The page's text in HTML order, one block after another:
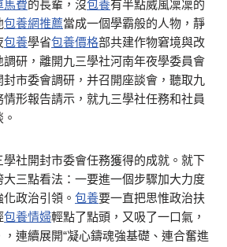
馬費的長輩，沒包養有半點威風凜凜的
包養網推薦當成一個學霸般的人物，靜
包養學省包養價格部共建作物窘境與改
研，離開九三學社河南年夜學委員會
市委會調研，并召開座談會，聽取九
形報告請示，就九三學社任務和社員
社開封市委會任務獲得的成就。就下
三點看法：一要進一個步驟加大力度
政治引領。 包養要一直把思惟政治扶
包養情婦輕點了點頭，又吸了一口氣，
連續展開“凝心鑄魂強基礎、連合奮進